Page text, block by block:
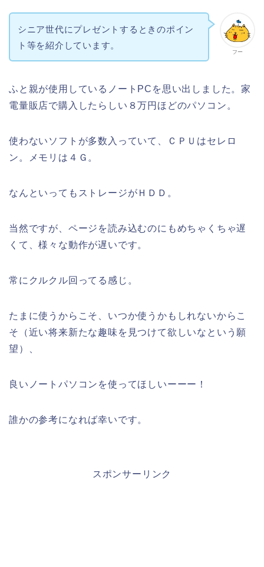
フー
シニア世代にプレゼントするときのポイン
ト等を紹介しています。
ふと親が使用しているノートPCを思い出しました。家
電量販店で購入したらしい８万円ほどのパソコン。
使わないソフトが多数入っていて、ＣＰＵはセレロ
ン。メモリは４Ｇ。
なんといってもストレージがＨＤＤ。
当然ですが、ページを読み込むのにもめちゃくちゃ遅
くて、様々な動作が遅いです。
常にクルクル回ってる感じ。
たまに使うからこそ、いつか使うかもしれないからこ
そ（近い将来新たな趣味を見つけて欲しいなという願
望）、
良いノートパソコンを使ってほしいーーー！
誰かの参考になれば幸いです。
スポンサーリンク